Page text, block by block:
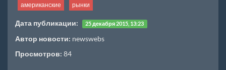
американские рынки
Дата публикации: 25 декабря 2015, 13:23
Автор новости: newswebs
Просмотров: 84